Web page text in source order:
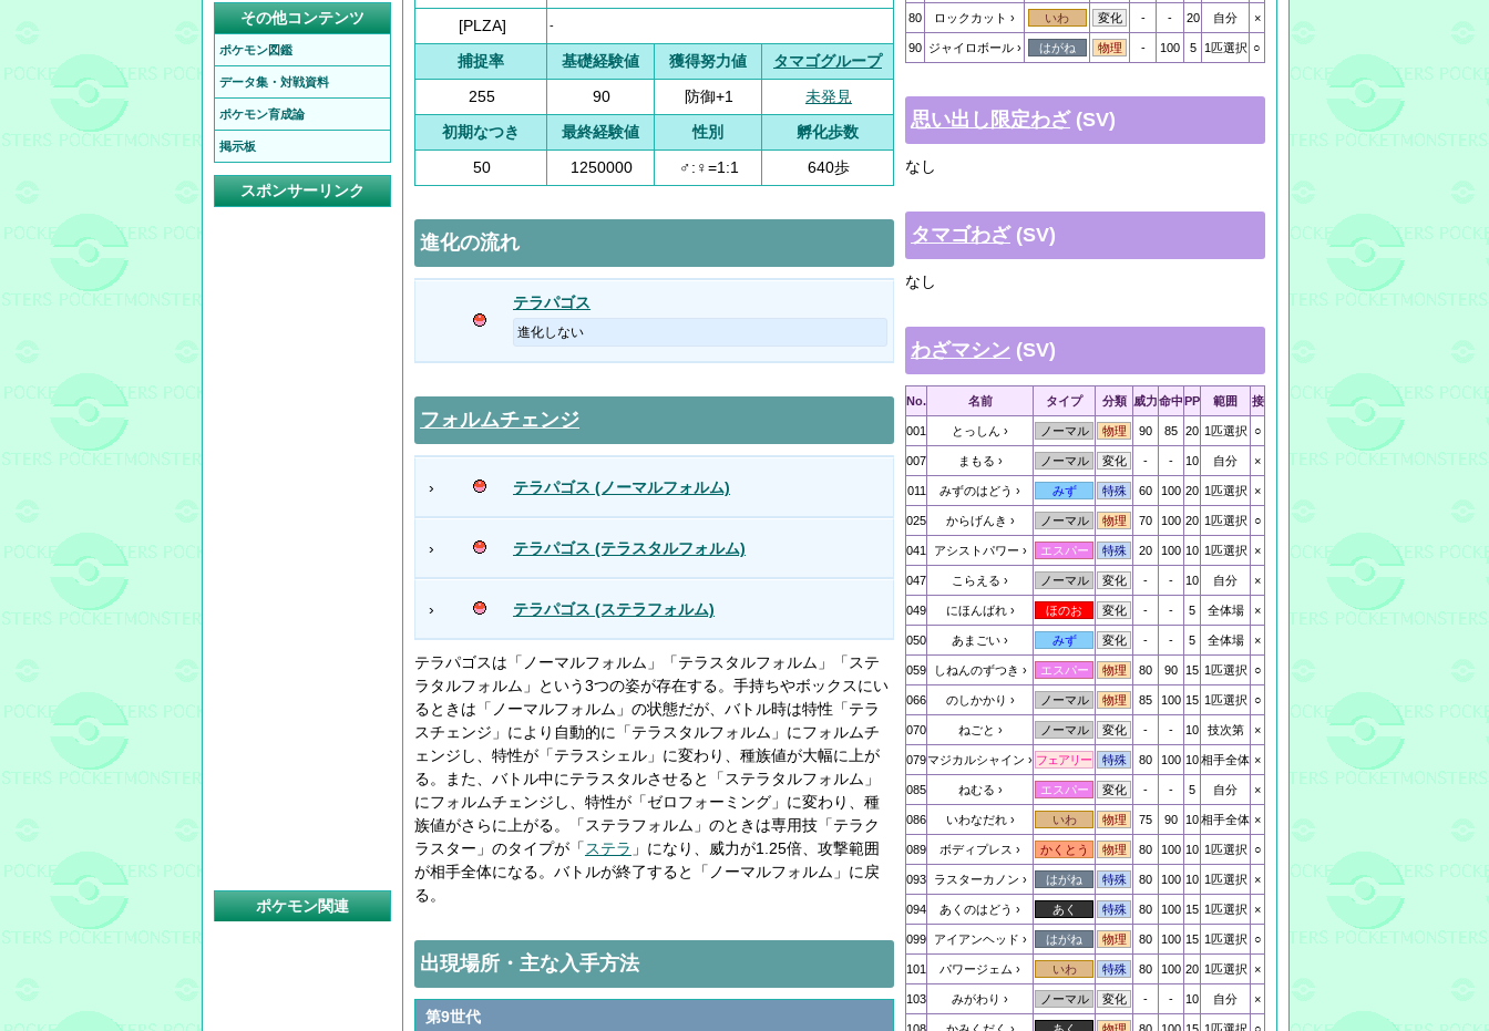
[PLZA] -
捕捉率 基礎経験値 獲得努力値
タマゴグループ
255
90 防御+1
未発見
初期なつき
最終経験値 性別
孵化歩数
50
1250000 ♂:♀=1:1 640歩
進化の流れ
テラパゴス
進化しない
フォルムチェンジ
› テラパゴス (ノーマルフォルム)
› テラパゴス (テラスタルフォルム)
› テラパゴス (ステラフォルム)
テラパゴスは「ノーマルフォルム」「テラスタルフォルム」「ステ
ラタルフォルム」という3つの姿が存在する。手持ちやボックスにい
るときは「ノーマルフォルム」の状態だが、バトル時は特性「テラ
スチェンジ」により自動的に「テラスタルフォルム」にフォルムチ
ェンジし、特性が「テラスシェル」に変わり、種族値が大幅に上が
る。また、バトル中にテラスタルさせると「ステラタルフォルム」
にフォルムチェンジし、特性が「ゼロフォーミング」に変わり、種
族値がさらに上がる。「ステラフォルム」のときは専用技「テラク
ラスター」のタイプが「 ステラ 」になり、威力が1.25倍、攻撃範囲
が相手全体になる。バトルが終了すると「ノーマルフォルム」に戻
る。
出現場所・主な入手方法
第9世代
80 ロックカット いわ 変化 - - 20 自分 ×
90 ジャイロボール はがね 物理 - 100 5 1匹選択 ○
思い出し限定わざ(SV)
なし
タマゴわざ(SV)
なし
わざマシン (SV)
No. 名前 タイプ 分類 威力命中PP 範囲 接
001 とっしん ノーマル 物理 90 85 20 1匹選択 ○
007 まもる ノーマル 変化 - - 10 自分 ×
011 みずのはどう みず 特殊 60 100 20 1匹選択 ×
025 からげんき ノーマル 物理 70 100 20 1匹選択 ○
041 アシストパワー エスパー 特殊 20 100 10 1匹選択 ×
047 こらえる ノーマル 変化 - - 10 自分 ×
049 にほんばれ ほのお 変化 - - 5 全体場 ×
050 あまごい みず 変化 - - 5 全体場 ×
059 しねんのずつき エスパー 物理 80 90 15 1匹選択 ○
066 のしかかり ノーマル 物理 85 100 15 1匹選択 ○
070 ねごと ノーマル 変化 - - 10 技次第 ×
079マジカルシャイン フェアリー 特殊 80 100 10相手全体 ×
085 ねむる エスパー 変化 - - 5 自分 ×
086 いわなだれ いわ 物理 75 90 10相手全体 ×
089 ボディプレス かくとう 物理 80 100 10 1匹選択 ○
093 ラスターカノン はがね 特殊 80 100 10 1匹選択 ×
094 あくのはどう あく 特殊 80 100 15 1匹選択 ×
099 アイアンヘッド はがね 物理 80 100 15 1匹選択 ○
101 パワージェム いわ 特殊 80 100 20 1匹選択 ×
103 みがわり ノーマル 変化 - - 10 自分 ×
その他コンテンツ
ポケモン図鑑
データ集・対戦資料
ポケモン育成論
掲示板
スポンサーリンク
ポケモン関連